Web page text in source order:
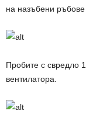
на назъбени ръбове
Пробите с свредло
вентилатора.